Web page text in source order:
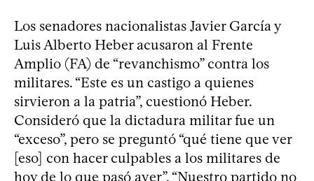
Los senadores nacionalistas Javier García y
Luis Alberto Heber acusaron al Frente
Amplio (FA) de “revanchismo” contra los
militares. “Este es un castigo a quienes
sirvieron a la patria”, cuestionó Heber.
Consideró que la dictadura militar fue un
“exceso”, pero se preguntó “qué tiene que ver
[eso] con hacer culpables a los militares de
hoy de lo que pasó ayer”. “Nuestro partido no